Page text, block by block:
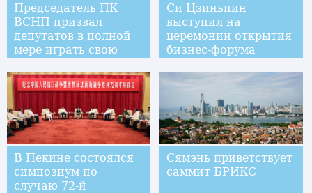
Председатель ПК
ВСНП призвал
депутатов в полной
мере играть свою
Си Цзиньпин
выступил на
церемонии открытия
бизнес-форума
В Пекине состоялся
симпозиум по
случаю 72-й
Сямэнь приветствует
саммит БРИКС